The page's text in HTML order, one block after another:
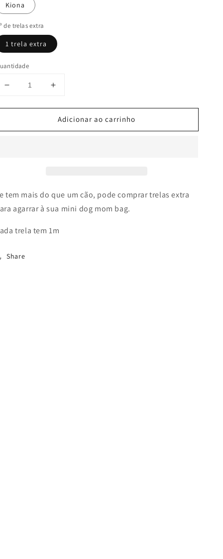
Kiona
de trelas extra
1 trela extra
Diminuir
quantidade
Trela
Mom
(2
ou
mais
Aumentar
quantidade
de
Trela
Mom
Bag
(2
mais
Adicionar ao carrinho
tem mais do que um cão, pode comprar trelas extra
agarrar à sua mini dog mom bag.
trela tem 1m
Share